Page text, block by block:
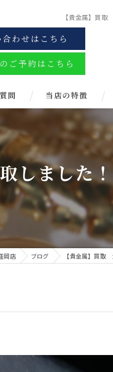
【貴金属】買
わせはこちら
ご予約はこちら
問 当店の特徴
ブランド
お酒
金券
時計
しました
岡店 ブログ 【貴金属】買取